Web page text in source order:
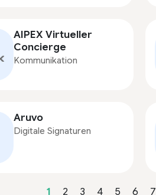
AIPEX Virtueller
Concierge
Kommunikation
Aruvo
Digitale Signaturen
1 2 3 4 5 6 7